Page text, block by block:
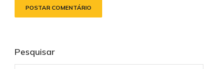
POSTAR COMENTÁRIO
Pesquisar